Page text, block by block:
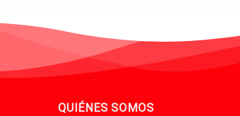
QUIÉNES SOMOS